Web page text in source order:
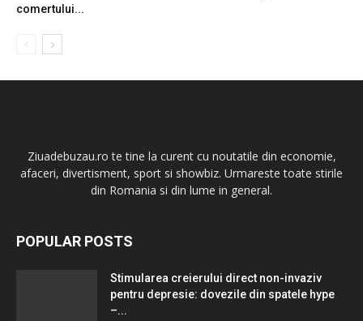
comertului...
Ziuadebuzau.ro te tine la curent cu noutatile din economie,
afaceri, divertisment, sport si showbiz. Urmareste toate stirile
din Romania si din lume in general.
POPULAR POSTS
Stimularea creierului direct non-invaziv
pentru depresie: dovezile din spatele hype
–...